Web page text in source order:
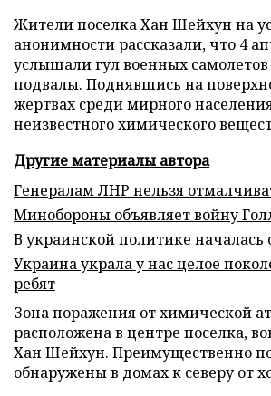
Жители поселка Хан Шейхун на
анонимности рассказали, что 4
услышали гул военных самолетов
подвалы. Поднявшись на
жертвах среди мирного
неизвестного химического
Другие материалы автора
Генералам ЛНР нельзя
Минобороны объявляет войну
В украинской политике началась
Украина украла у нас целое
ребят
Зона поражения от химической
расположена в центре поселка,
Хан Шейхун. Преимущественно
обнаружены в домах к северу от